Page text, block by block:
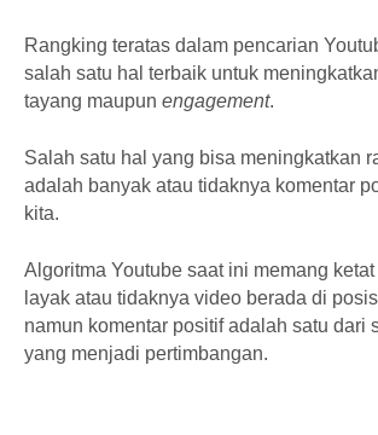
Rangking teratas dalam pencarian
salah satu hal terbaik untuk
tayang maupun engagement.
Salah satu hal yang bisa meningkatkan
adalah banyak atau tidaknya komentar
kita.
Algoritma Youtube saat ini memang
layak atau tidaknya video berada di
namun komentar positif adalah satu dari
yang menjadi pertimbangan.